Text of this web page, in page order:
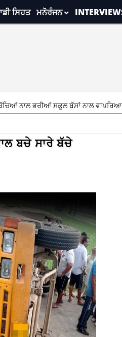
ਸਿਹਤ ਮਨੋਰੰਜਨ
ਸਕੂਲ ਬੱਸਾਂ ਨਾਲ ਵਾਪਰਿਆ ਹਾਦਸਾ,
ਬਚੇ ਸਾਰੇ ਬੱਚੇ